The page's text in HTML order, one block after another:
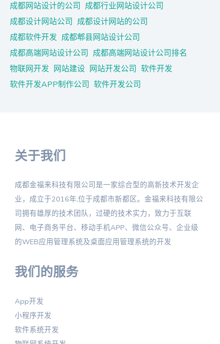
成都网站设计的公司 成都行业网站设计公司
成都设计网站公司 成都设计网站的公司
成都软件开发 成都郫县网站设计公司
成都高端网站设计公司 成都高端网站设计公司排名
物联网开发 网站建设 网站开发公司 软件开发
软件开发APP制作公司 软件开发公司
关于我们
成都金福来科技有限公司是一家综合型的高新技术开发企
业，成立于2016年,位于成都市新都区。金福来科技有限公
司拥有雄厚的技术团队，过硬的技术实力，致力于互联
网、电子商务平台、移动手机APP、微信公众号、企业级
的WEB应用管理系统及桌面应用管理系统的开发
我们的服务
App开发
小程序开发
软件系统开发